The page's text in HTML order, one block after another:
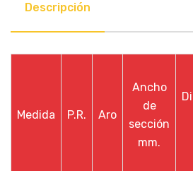
Descripción
Medida P.R. Aro
Ancho
de
sección
mm.